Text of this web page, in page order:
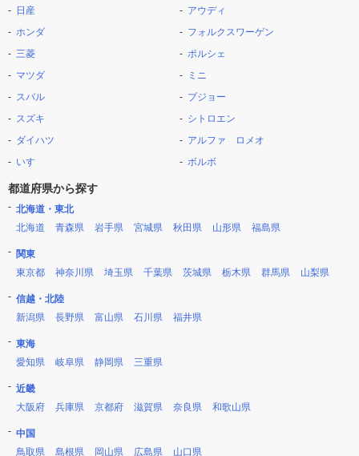
日産
ホンダ
三菱
マツダ
スバル
スズキ
ダイハツ
いすゞ
アウディ
フォルクスワーゲン
ポルシェ
ミニ
プジョー
シトロエン
アルファ ロメオ
ボルボ
都道府県から探す
北海道・東北
北海道
青森県 岩手県 宮城県 秋田県 山形県 福島県
関東
東京都
神奈川県 埼玉県 千葉県 茨城県 栃木県 群馬県 山梨県
信越・北陸
新潟県
長野県 富山県 石川県 福井県
東海
愛知県
岐阜県 静岡県 三重県
近畿
大阪府
兵庫県 京都府 滋賀県 奈良県 和歌山県
中国
鳥取県
島根県 岡山県 広島県 山口県